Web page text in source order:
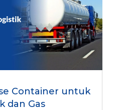
Container untuk
dan Gas